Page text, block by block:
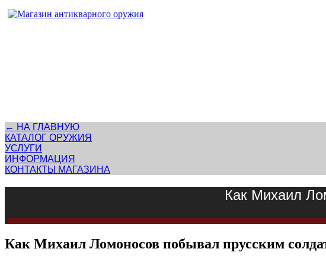
← НА ГЛАВНУЮ
КАТАЛОГ ОРУЖИЯ
УСЛУГИ
ИНФОРМАЦИЯ
КОНТАКТЫ МАГАЗИНА
Как Михаил
Как Михаил Ломоносов побывал прусским